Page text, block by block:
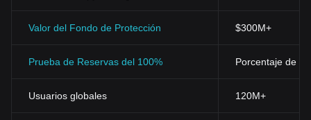
futuro, es claro que han establecido su lugar en la economía
futuras interacciones financieras.
Valor del Fondo de Protección $300M+
Prueba de Reservas del 100% Porcentaje de
Usuarios globales 120M+